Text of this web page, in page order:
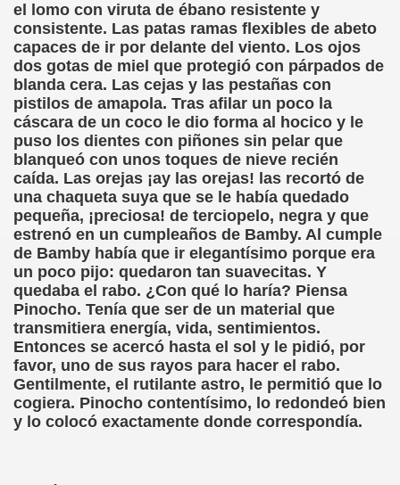
el lomo con viruta de ébano resistente y
consistente. Las patas ramas flexibles de abeto
capaces de ir por delante del viento. Los ojos
dos gotas de miel que protegió con párpados de
blanda cera. Las cejas y las pestañas con
pistilos de amapola. Tras afilar un poco la
cáscara de un coco le dio forma al hocico y le
puso los dientes con piñones sin pelar que
blanqueó con unos toques de nieve recién
caída. Las orejas ¡ay las orejas! las recortó de
una chaqueta suya que se le había quedado
pequeña, ¡preciosa! de terciopelo, negra y que
estrenó en un cumpleaños de Bamby. Al cumple
de Bamby había que ir elegantísimo porque era
un poco pijo: quedaron tan suavecitas. Y
quedaba el rabo. ¿Con qué lo haría? Piensa
Pinocho. Tenía que ser de un material que
transmitiera energía, vida, sentimientos.
Entonces se acercó hasta el sol y le pidió, por
favor, uno de sus rayos para hacer el rabo.
Gentilmente, el rutilante astro, le permitió que lo
cogiera. Pinocho contentísimo, lo redondeó bien
y lo colocó exactamente donde correspondía.
las Oposiciones (Elena Rodrigo)
(Luis Eduardo Martínez)
de la Educación Especial de la Mano de
Mi Vida (Teresa Bornez Abascal)
Pérez)
Ayudar a Personas con Discapacidad Visual
(Pedro Zurita)
sánchez Herrero)
Cuetos Suárez)
Otero)
Elissalde)